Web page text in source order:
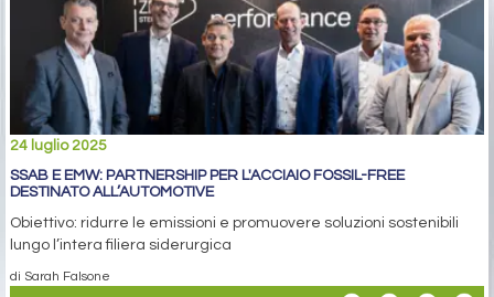
24 luglio 2025
SSAB E EMW: PARTNERSHIP PER L'ACCIAIO FOSSIL-FREE
DESTINATO ALL’AUTOMOTIVE
Obiettivo: ridurre le emissioni e promuovere soluzioni sostenibili
lungo l’intera filiera siderurgica
di Sarah Falsone